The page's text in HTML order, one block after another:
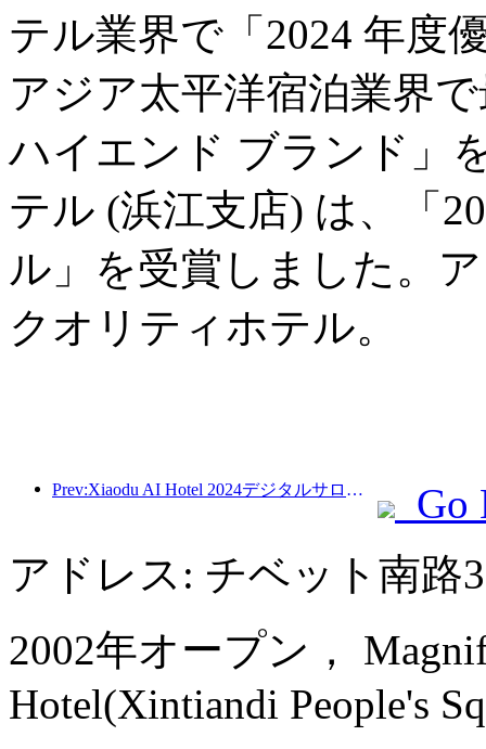
テル業界で「2024 年度
アジア太平洋宿泊業界
ハイエンド ブランド」
テル (浜江支店) は、「
ル」を受賞しました。
クオリティホテル。
Prev:Xiaodu AI Hotel 2024デジタルサロンは無事終了しました！将来のホテルエクスペリエンスの再構築を加速する
Go
アドレス: チベット南路
2002年オープン，
Hotel(Xintiandi People's